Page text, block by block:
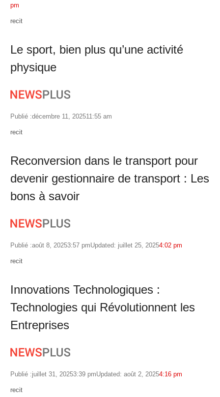
pm
Author
recit
Le sport, bien plus qu’une activité
physique
Publié :décembre 11, 202511:55 am
Author
recit
Reconversion dans le transport pour
devenir gestionnaire de transport : Les
bons à savoir
Publié :août 8, 20253:57 pmUpdated: juillet 25, 20254:02 pm
Author
recit
Innovations Technologiques :
Technologies qui Révolutionnent les
Entreprises
Publié :juillet 31, 20253:39 pmUpdated: août 2, 20254:16 pm
Author
recit